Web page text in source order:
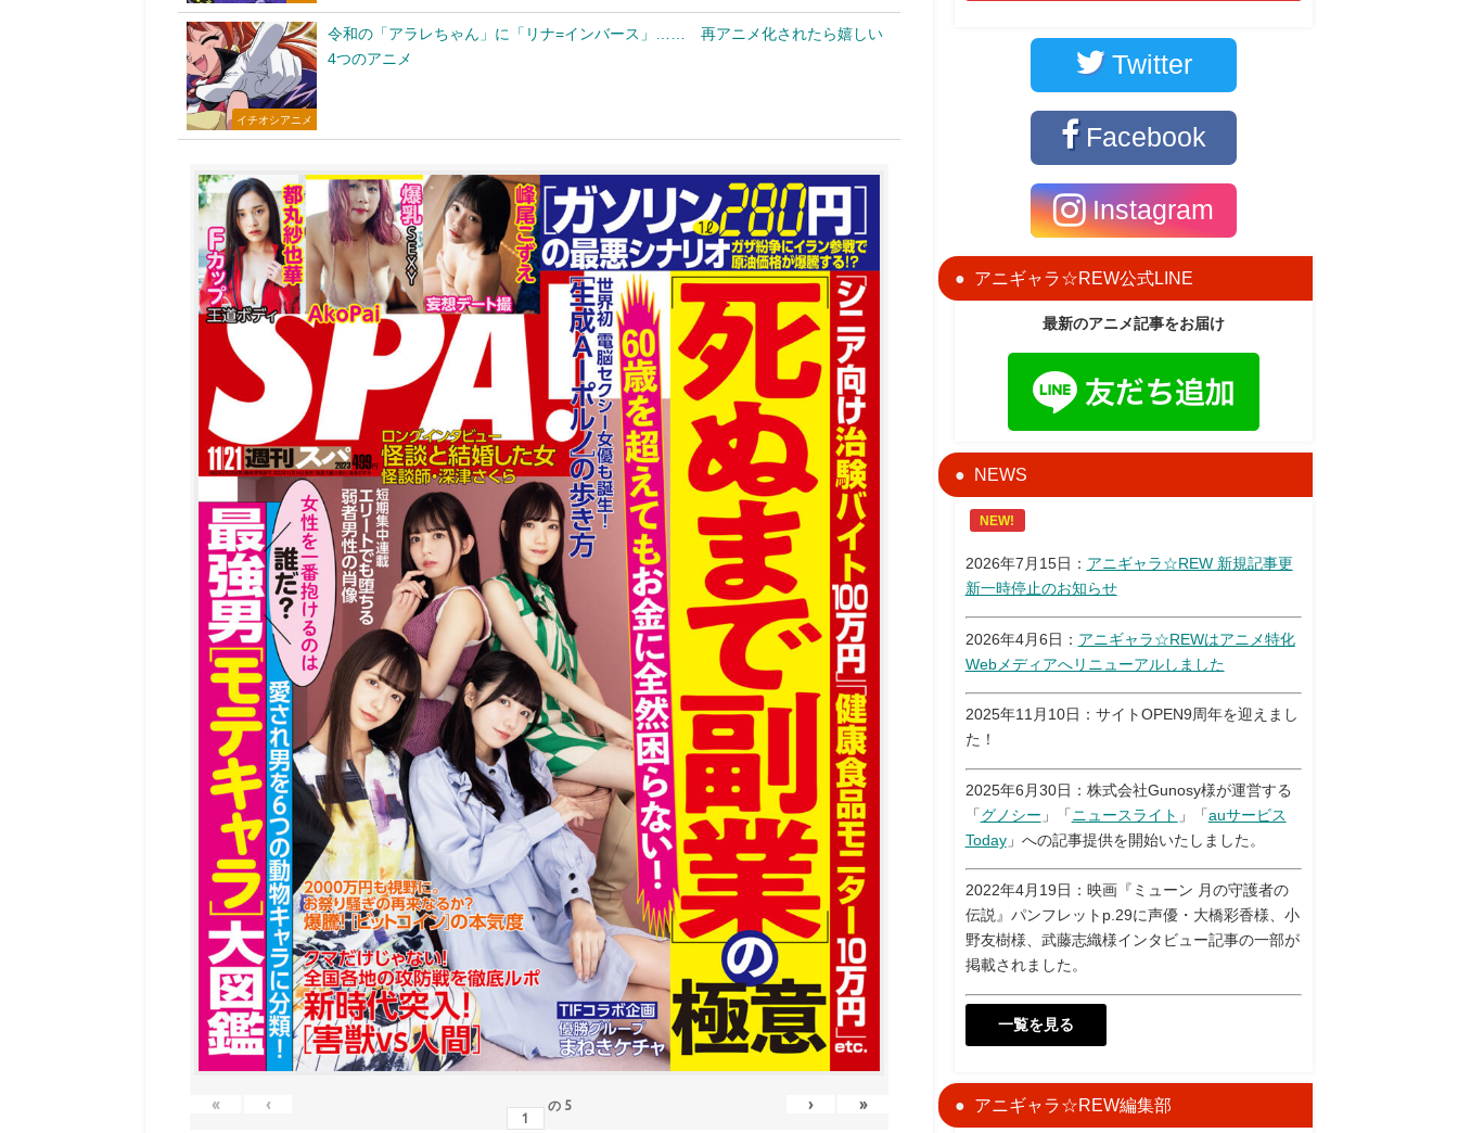
イチオシアニメ
令和の「アラレちゃん」に「リナ=インバース」…… 再アニメ化されたら嬉しい
4つのアニメ
« ‹ の 5 › »
Twitter
Facebook
Instagram
アニギャラ☆REW公式LINE
最新のアニメ記事をお届け
NEWS
NEW!
2026年7月15日： アニギャラ☆REW 新規記事更
新一時停止のお知らせ
2026年4月6日： アニギャラ☆REWはアニメ特化
Webメディアへリニューアルしました
2025年11月10日：サイトOPEN9周年を迎えまし
た！
2025年6月30日：株式会社Gunosy様が運営する
「 グノシー 」「 ニュースライト 」「auサービス
Today」への記事提供を開始いたしました。
2022年4月19日：映画『ミューン 月の守護者の
伝説』パンフレットp.29に声優・大橋彩香様、小
野友樹様、武藤志織様インタビュー記事の一部が
掲載されました。
一覧を見る
アニギャラ☆REW編集部